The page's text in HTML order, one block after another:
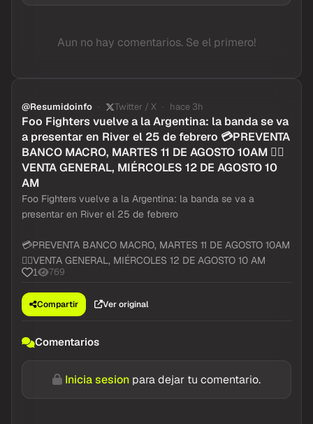
Inicia sesionpara dejar tu comentario.
@Resumidoinfo Twitter / X hace 3h
Foo Fighters vuelve a la Argentina: la banda se va
a presentar en River el 25 de febrero 💳PREVENTA
BANCO MACRO, MARTES 11 DE AGOSTO 10AM 👉🏻
VENTA GENERAL, MIÉRCOLES 12 DE AGOSTO 10
AM
Foo Fighters vuelve a la Argentina: la banda se va a
💳PREVENTA BANCO MACRO, MARTES 11 DE AGOSTO 10AM
1 769
Comentarios
Inicia sesionpara dejar tu comentario.